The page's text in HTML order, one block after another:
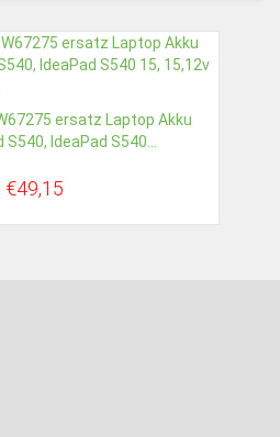
ersatz Laptop Akku
IdeaPad S540...
€49,15